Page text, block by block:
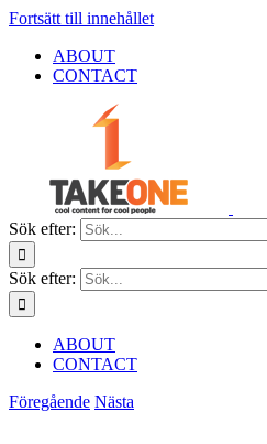
Fortsätt till innehållet
ABOUT
CONTACT
Sök efter:
Sök efter:
ABOUT
CONTACT
Föregående Nästa